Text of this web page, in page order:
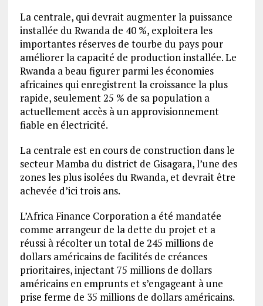
La centrale, qui devrait augmenter la puissance
installée du Rwanda de 40 %, exploitera les
importantes réserves de tourbe du pays pour
améliorer la capacité de production installée. Le
Rwanda a beau figurer parmi les économies
africaines qui enregistrent la croissance la plus
rapide, seulement 25 % de sa population a
actuellement accès à un approvisionnement
fiable en électricité.
La centrale est en cours de construction dans le
secteur Mamba du district de Gisagara, l’une des
zones les plus isolées du Rwanda, et devrait être
achevée d’ici trois ans.
L’Africa Finance Corporation a été mandatée
comme arrangeur de la dette du projet et a
réussi à récolter un total de 245 millions de
dollars américains de facilités de créances
prioritaires, injectant 75 millions de dollars
américains en emprunts et s’engageant à une
prise ferme de 35 millions de dollars américains.